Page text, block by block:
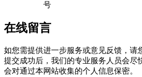
号
在线留言
如您需提供进一步服务或意见反馈，请
提交成功后，我们的专业服务人员会尽
会对通过本网站收集的个人信息保密。